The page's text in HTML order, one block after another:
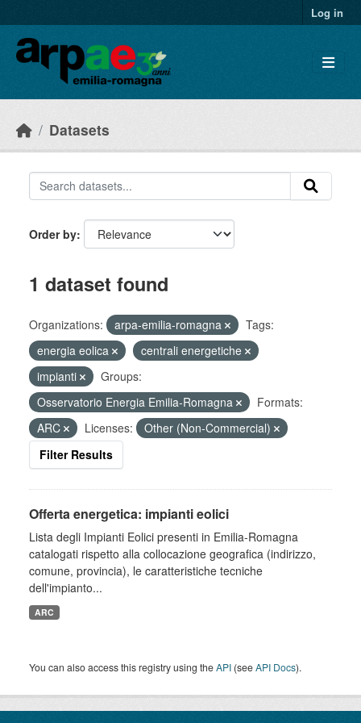
Log in
Datasets
Order by
1 dataset found
Organizations: arpa-emilia-romagna
Tags:
energia eolica
centrali energetiche
impianti
Groups:
Osservatorio Energia Emilia-Romagna
Formats:
ARC
Licenses:
Other (Non-Commercial)
Filter Results
Offerta energetica: impianti eolici
Lista degli Impianti Eolici presenti in Emilia-Romagna
catalogati rispetto alla collocazione geografica (indirizzo,
comune, provincia), le caratteristiche tecniche
dell'impianto...
ARC
You can also access this registry using theAPI (seeAPI Docs).